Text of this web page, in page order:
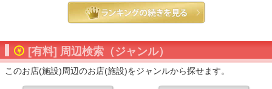
[有料] 周辺検索（ジャンル）
このお店(施設)周辺のお店(施設)をジャンルから探せます。